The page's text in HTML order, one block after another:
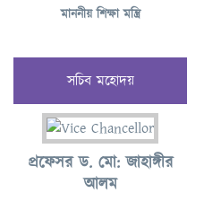
মাননীয় শিক্ষা মন্ত্রি
সচিব মহোদয়
প্রফেসর ড. মো: জাহাঙ্গীর
আলম